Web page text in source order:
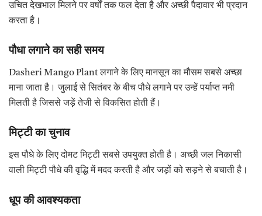
उचित देखभाल मिलने पर वर्षों तक फल देता है और अच्छी पैदावार भी प्रदान
करता है।
पौधा लगाने का सही समय
Dasheri Mango Plant लगाने के लिए मानसून का मौसम सबसे अच्छा
माना जाता है। जुलाई से सितंबर के बीच पौधे लगाने पर उन्हें पर्याप्त नमी
मिलती है जिससे जड़ें तेजी से विकसित होती हैं।
मिट्टी का चुनाव
इस पौधे के लिए दोमट मिट्टी सबसे उपयुक्त होती है। अच्छी जल निकासी
वाली मिट्टी पौधे की वृद्धि में मदद करती है और जड़ों को सड़ने से बचाती है।
धूप की आवश्यकता